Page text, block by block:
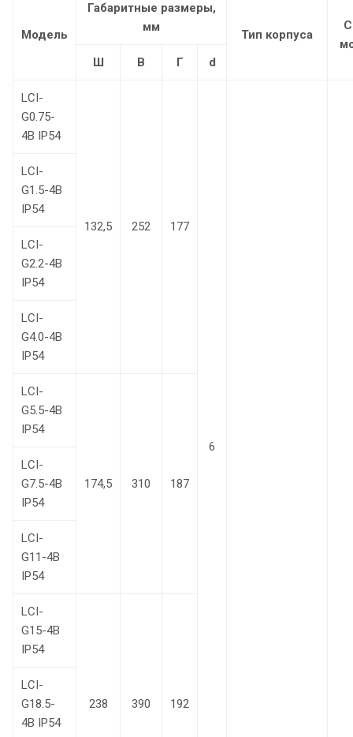
Модель
Габаритные размеры,
мм
Тип корпуса
Ш
В Г d
LCI-
G0.75-
4B IP54
132,5 252 177
6
LCI-
G1.5-4B
IP54
LCI-
G2.2-4B
IP54
LCI-
G4.0-4B
IP54
LCI-
G5.5-4B
IP54
174,5 310 187
LCI-
G7.5-4B
IP54
LCI-
G11-4B
IP54
LCI-
G15-4B
IP54
238 390 192
LCI-
G18.5-
4В IP54